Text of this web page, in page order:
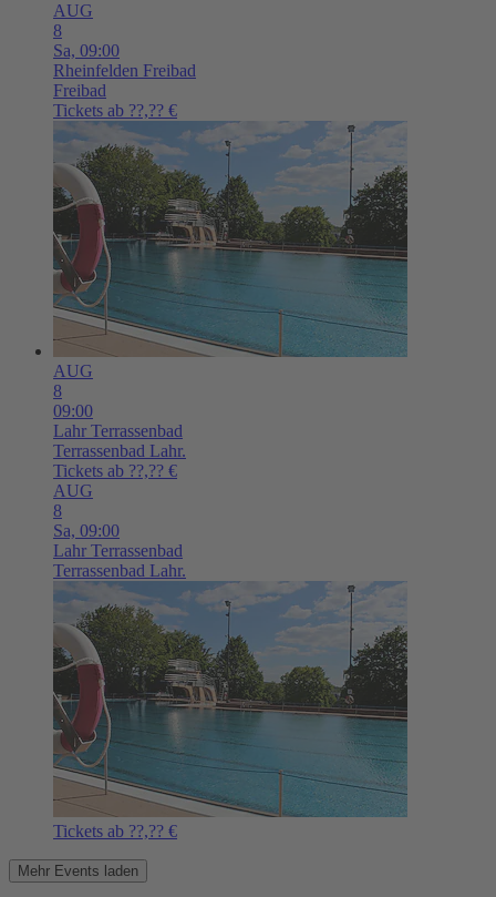
AUG
8
Sa, 09:00
Rheinfelden Freibad
Freibad
Tickets ab ??,?? €
AUG
8
09:00
Lahr Terrassenbad
Terrassenbad Lahr.
Tickets ab ??,?? €
AUG
8
Sa, 09:00
Lahr Terrassenbad
Terrassenbad Lahr.
Tickets ab ??,?? €
Mehr Events laden